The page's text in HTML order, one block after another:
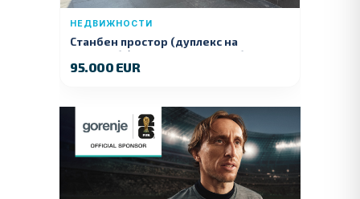
НЕДВИЖНОСТИ
Станбен простор (дуплекс на
продажба) – Ул. Стојан Арсов бр. 1,
Куманово
95.000 EUR